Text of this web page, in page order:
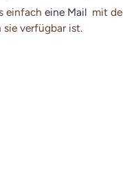
einfach eine Mail mit
sie verfügbar ist.